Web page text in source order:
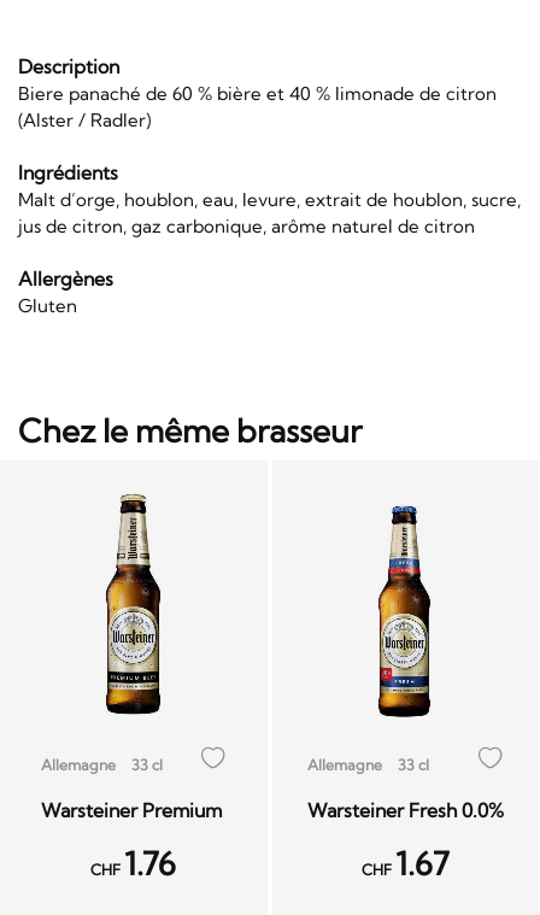
Description
Biere panaché de 60 % bière et 40 % limonade de citron
(Alster / Radler)
Ingrédients
Malt d’orge, houblon, eau, levure, extrait de houblon, sucre,
jus de citron, gaz carbonique, arôme naturel de citron
Allergènes
Gluten
Chez le même brasseur
Allemagne 33 cl
Warsteiner Premium
CHF 1.76
Allemagne 33 cl
Warsteiner Fresh 0.0%
CHF 1.67